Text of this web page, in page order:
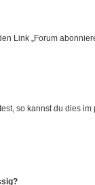
Link „Forum
so kannst du dies im